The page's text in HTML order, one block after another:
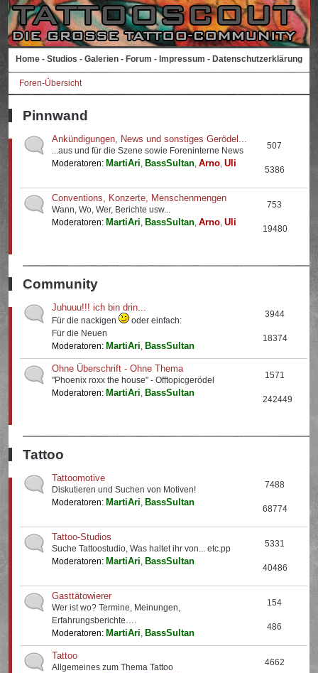
Home - Studios - Galerien - Forum - Impressum - Datenschutzerklärung
Foren-Übersicht
Pinnwand
Ankündigungen, News und sonstiges Gerödel...
...aus und für die Szene sowie Foreninterne News
Moderatoren: MartiAri, BassSultan,Arno,Uli
507
5386
Conventions, Konzerte, Menschenmengen
Wann, Wo, Wer, Berichte usw...
Moderatoren: MartiAri, BassSultan,Arno,Uli
753
19480
Community
Juhuuu!!! ich bin drin...
Für die nackigen
oder einfach:
Für die Neuen
Moderatoren: MartiAri, BassSultan
3944
18374
Ohne Überschrift - Ohne Thema
"Phoenix roxx the house" - Offtopicgerödel
Moderatoren: MartiAri, BassSultan
1571
242449
Tattoo
Tattoomotive
Diskutieren und Suchen von Motiven!
Moderatoren: MartiAri, BassSultan
7488
68774
Tattoo-Studios
Suche Tattoostudio, Was haltet ihr von... etc.pp
Moderatoren: MartiAri, BassSultan
5331
40486
Gasttätowierer
Wer ist wo? Termine, Meinungen,
Erfahrungsberichte….
Moderatoren: MartiAri, BassSultan
154
486
Tattoo
Allgemeines zum Thema Tattoo
4662